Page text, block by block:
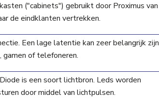
("cabinets") gebruikt door Proximus van
de eindklanten vertrekken.
Een lage latentie kan zeer belangrijk zijn
of telefoneren.
is een soort lichtbron. Leds worden
door middel van lichtpulsen.